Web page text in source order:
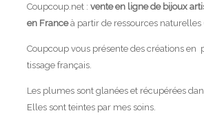
Coupcoup.net : vente en ligne de bijoux
en Franceà partir de ressources naturelles
Coupcoup vous présente des créations en
tissage français.
Les plumes sont glanées et récupérées
Elles sont teintes par mes soins.